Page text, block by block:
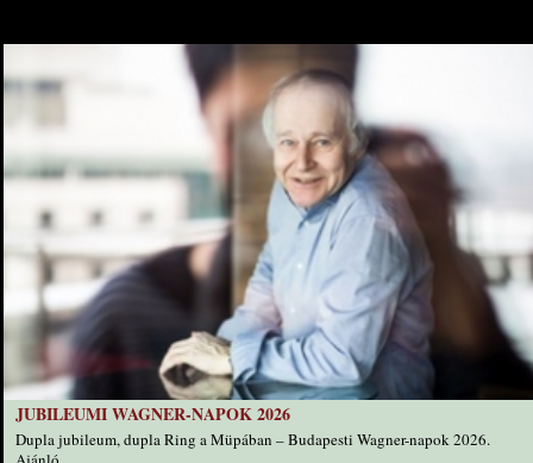
JUBILEUMI WAGNER-NAPOK 2026
Dupla jubileum, dupla Ring a Müpában – Budapesti Wagner-napok 2026.